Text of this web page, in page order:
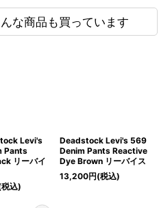
な商品も買っています
Levi's
Pants
リーバイ
込)
Deadstock Levi's 569
Denim Pants Reactive
Dye Brown リーバイス
13,200円(税込)